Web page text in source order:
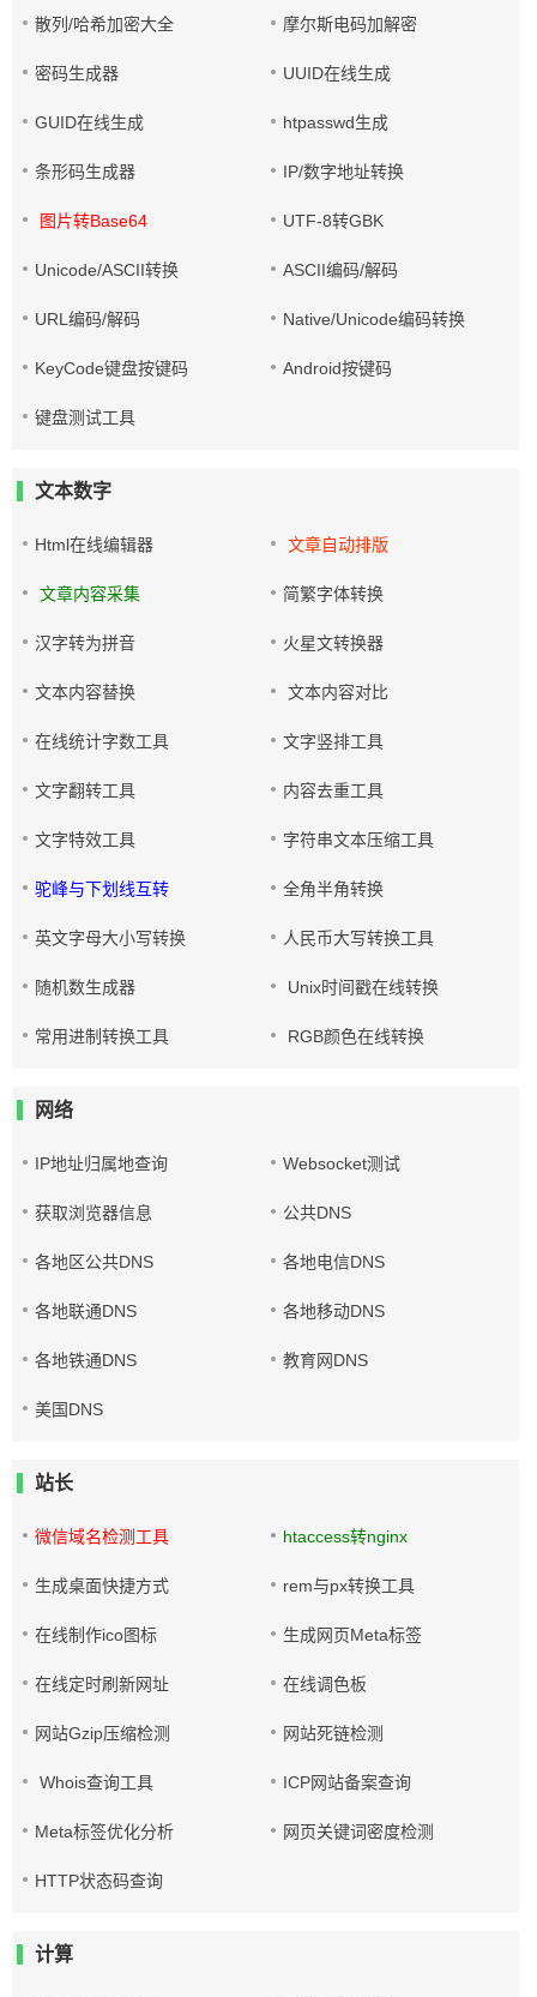
散列/哈希加密大全 摩尔斯电码加解密
密码生成器 UUID在线生成
GUID在线生成 htpasswd生成
条形码生成器 IP/数字地址转换
图片转Base64 UTF-8转GBK
Unicode/ASCII转换 ASCII编码/解码
URL编码/解码 Native/Unicode编码转换
KeyCode键盘按键码 Android按键码
键盘测试工具
文本数字
Html在线编辑器 文章自动排版
文章内容采集 简繁字体转换
汉字转为拼音 火星文转换器
文本内容替换 文本内容对比
在线统计字数工具 文字竖排工具
文字翻转工具 内容去重工具
文字特效工具 字符串文本压缩工具
驼峰与下划线互转 全角半角转换
英文字母大小写转换 人民币大写转换工具
随机数生成器 Unix时间戳在线转换
常用进制转换工具 RGB颜色在线转换
网络
IP地址归属地查询 Websocket测试
获取浏览器信息 公共DNS
各地区公共DNS 各地电信DNS
各地联通DNS 各地移动DNS
各地铁通DNS 教育网DNS
美国DNS
站长
微信域名检测工具 htaccess转nginx
生成桌面快捷方式 rem与px转换工具
在线制作ico图标 生成网页Meta标签
在线定时刷新网址 在线调色板
网站Gzip压缩检测 网站死链检测
Whois查询工具 ICP网站备案查询
Meta标签优化分析 网页关键词密度检测
HTTP状态码查询
计算